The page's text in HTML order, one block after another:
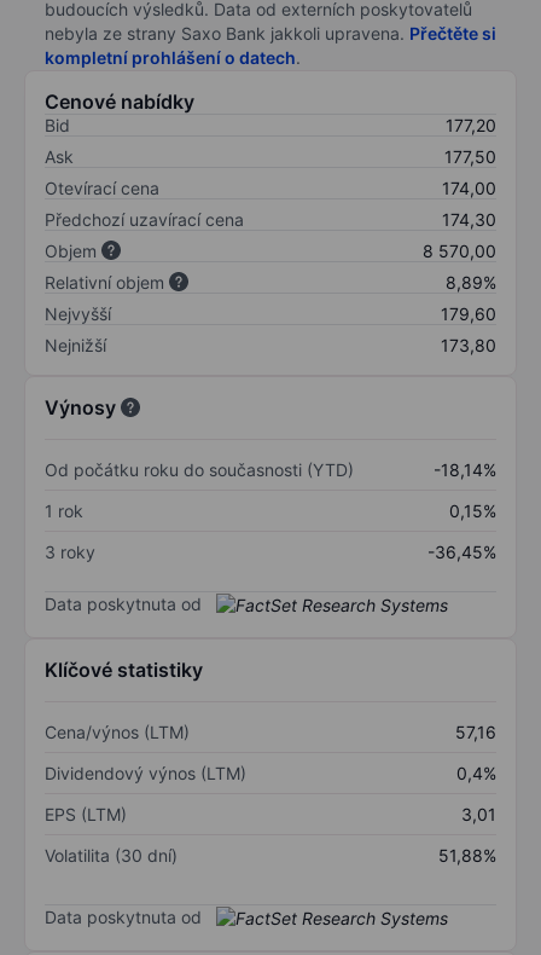
budoucích výsledků. Data od externích poskytovatelů
nebyla ze strany Saxo Bank jakkoli upravena. Přečtěte si
kompletní prohlášení o datech.
Cenové nabídky
Bid
177,20
Ask
177,50
Otevírací cena
174,00
Předchozí uzavírací cena
174,30
Objem
8 570,00
Relativní objem
8,89%
Nejvyšší
179,60
Nejnižší
173,80
Výnosy
Od počátku roku do současnosti (YTD)
-18,14%
1 rok
0,15%
3 roky
-36,45%
Data poskytnuta od
Klíčové statistiky
Cena/výnos (LTM)
57,16
Dividendový výnos (LTM)
0,4%
EPS (LTM)
3,01
Volatilita (30 dní)
51,88%
Data poskytnuta od